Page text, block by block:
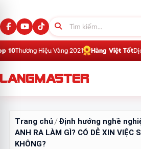
Vàng 2021 Hàng Việt TốtDịch Vụ Hoàn
Trang chủ /Định hướng nghề
ANH RA LÀM GÌ? CÓ DỄ XIN VIỆC
KHÔNG?